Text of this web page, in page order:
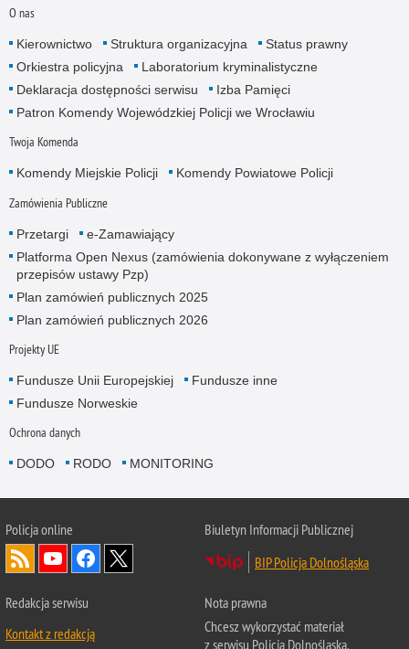
O nas
Kierownictwo Struktura organizacyjna
Status prawny
Orkiestra policyjna
Laboratorium kryminalistyczne
Deklaracja dostępności serwisu
Izba Pamięci
Patron Komendy Wojewódzkiej Policji we Wrocławiu
Twoja Komenda
Komendy Miejskie Policji Komendy Powiatowe Policji
Zamówienia Publiczne
Przetargi
e-Zamawiający
Platforma Open Nexus (zamówienia dokonywane z wyłączeniem
przepisów ustawy Pzp)
Plan zamówień publicznych 2025
Plan zamówień publicznych 2026
Projekty UE
Fundusze Unii Europejskiej
Fundusze inne
Fundusze Norweskie
Ochrona danych
DODO RODO MONITORING
Policjaonline
Biuletyn Informacji Publicznej
BIP Policja Dolnośląska
Redakcja serwisu
Kontakt z redakcją
Nota prawna
Chcesz wykorzystać materiał
z serwisu Policja Dolnośląska.